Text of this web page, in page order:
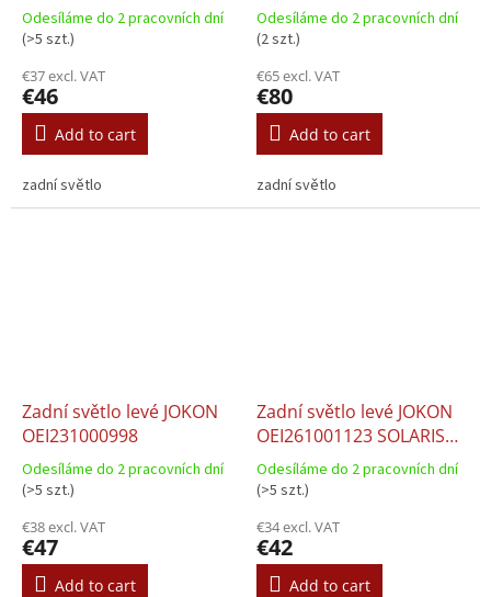
Odesíláme do 2 pracovních dní
(>5 szt.)
€37 excl. VAT
€46
Add to cart
zadní světlo
Odesíláme do 2 pracovních dní
(2 szt.)
€65 excl. VAT
€80
Add to cart
zadní světlo
Zadní světlo levé JOKON
OEI231000998
Odesíláme do 2 pracovních dní
(>5 szt.)
€38 excl. VAT
€47
Add to cart
Zadní světlo levé JOKON
OEI261001123 SOLARIS
URBINO II 18 10.2006-
12.2018
Odesíláme do 2 pracovních dní
(>5 szt.)
€34 excl. VAT
€42
Add to cart